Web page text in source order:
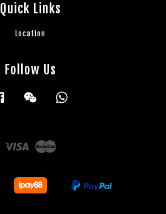
Quick Links
Location
Follow Us
Facebook Wechat
Visa